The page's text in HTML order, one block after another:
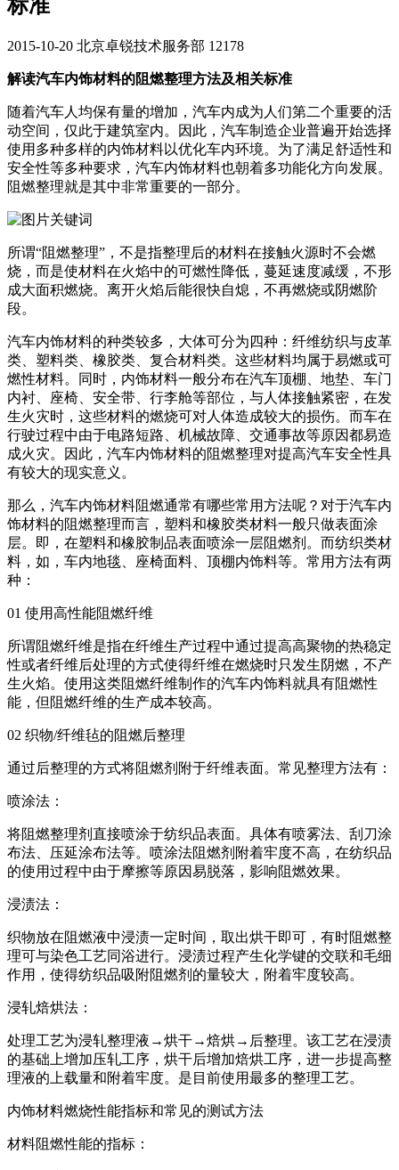
标准
2015-10-20 北京卓锐技术服务部 12178
解读汽车内饰材料的阻燃整理方法及相关标准
随着汽车人均保有量的增加，汽车内成为人们第二个重要的活
动空间，仅此于建筑室内。因此，汽车制造企业普遍开始选择
使用多种多样的内饰材料以优化车内环境。为了满足舒适性和
安全性等多种要求，汽车内饰材料也朝着多功能化方向发展。
阻燃整理就是其中非常重要的一部分。
所谓“阻燃整理”，不是指整理后的材料在接触火源时不会燃
烧，而是使材料在火焰中的可燃性降低，蔓延速度减缓，不形
成大面积燃烧。离开火焰后能很快自熄，不再燃烧或阴燃阶
段。
汽车内饰材料的种类较多，大体可分为四种：纤维纺织与皮革
类、塑料类、橡胶类、复合材料类。这些材料均属于易燃或可
燃性材料。同时，内饰材料一般分布在汽车顶棚、地垫、车门
内衬、座椅、安全带、行李舱等部位，与人体接触紧密，在发
生火灾时，这些材料的燃烧可对人体造成较大的损伤。而车在
行驶过程中由于电路短路、机械故障、交通事故等原因都易造
成火灾。因此，汽车内饰材料的阻燃整理对提高汽车安全性具
有较大的现实意义。
那么，汽车内饰材料阻燃通常有哪些常用方法呢？对于汽车内
饰材料的阻燃整理而言，塑料和橡胶类材料一般只做表面涂
层。即，在塑料和橡胶制品表面喷涂一层阻燃剂。而纺织类材
料，如，车内地毯、座椅面料、顶棚内饰料等。常用方法有两
种：
01 使用高性能阻燃纤维
所谓阻燃纤维是指在纤维生产过程中通过提高高聚物的热稳定
性或者纤维后处理的方式使得纤维在燃烧时只发生阴燃，不产
生火焰。使用这类阻燃纤维制作的汽车内饰料就具有阻燃性
能，但阻燃纤维的生产成本较高。
02 织物/纤维毡的阻燃后整理
通过后整理的方式将阻燃剂附于纤维表面。常见整理方法有：
喷涂法：
将阻燃整理剂直接喷涂于纺织品表面。具体有喷雾法、刮刀涂
布法、压延涂布法等。喷涂法阻燃剂附着牢度不高，在纺织品
的使用过程中由于摩擦等原因易脱落，影响阻燃效果。
浸渍法：
织物放在阻燃液中浸渍一定时间，取出烘干即可，有时阻燃整
理可与染色工艺同浴进行。浸渍过程产生化学键的交联和毛细
作用，使得纺织品吸附阻燃剂的量较大，附着牢度较高。
浸轧焙烘法：
处理工艺为浸轧整理液→烘干→焙烘→后整理。该工艺在浸渍
的基础上增加压轧工序，烘干后增加焙烘工序，进一步提高整
理液的上载量和附着牢度。是目前使用最多的整理工艺。
内饰材料燃烧性能指标和常见的测试方法
材料阻燃性能的指标：